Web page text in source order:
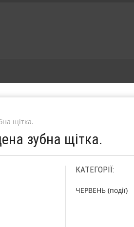
щітка.
зубна щітка.
КАТЕГОРІЇ:
ЧЕРВЕНЬ (події)